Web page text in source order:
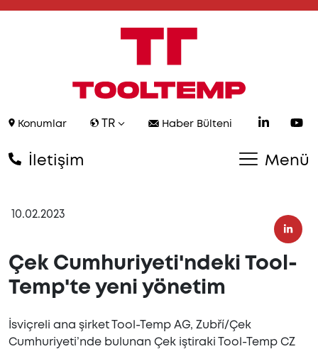
Konumlar TR Haber Bülteni
İletişim Menü
10.02.2023
Çek Cumhuriyeti'ndeki Tool-
Temp'te yeni yönetim
İsviçreli ana şirket Tool-Temp AG, Zubří/Çek
Cumhuriyeti’nde bulunan Çek iştiraki Tool-Temp CZ